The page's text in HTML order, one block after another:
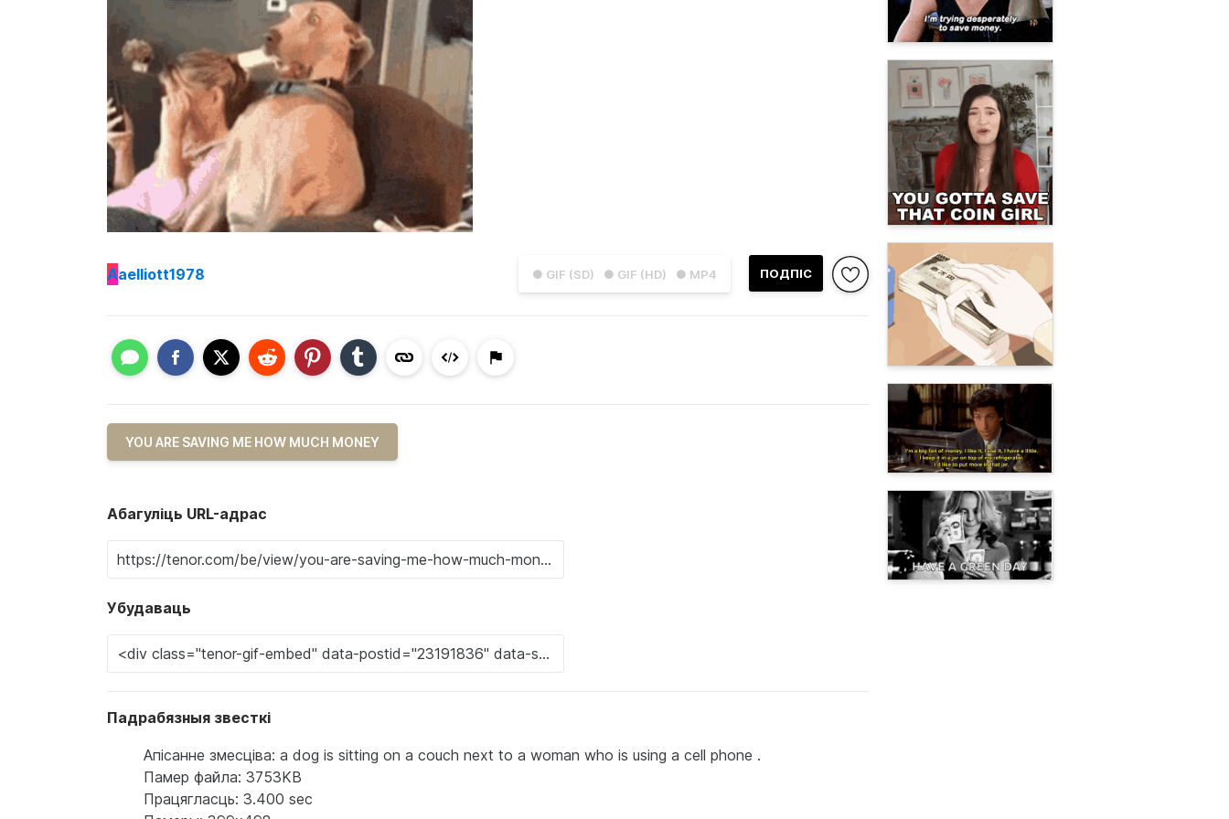
● GIF (SD) ● GIF (HD) ● MP4 ПОДПІС
Aaelliott1978
YOU ARE SAVING ME HOW MUCH MONEY
Абагуліць URL-адрас
Убудаваць
Падрабязныя звесткі
Апісанне змесціва: a dog is sitting on a couch next to a woman who is using a cell phone .
Памер файла: 3753KB
Працягласць: 3.400 sec